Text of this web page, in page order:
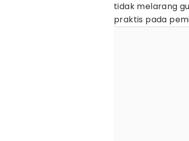
tidak melarang
praktis pada